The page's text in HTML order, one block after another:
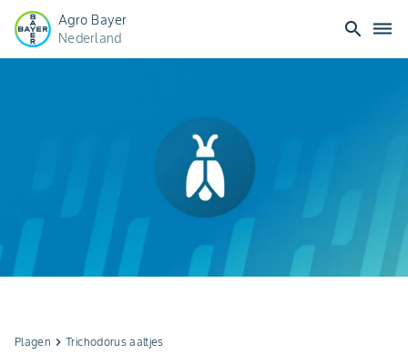
Agro Bayer
Nederland
search dehaze
Plagen keyboard_arrow_rightTrichodorus aaltjes